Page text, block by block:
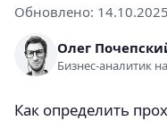
Обновлено: 14.10.2025
Олег
Бизнес-аналитик
Как определить